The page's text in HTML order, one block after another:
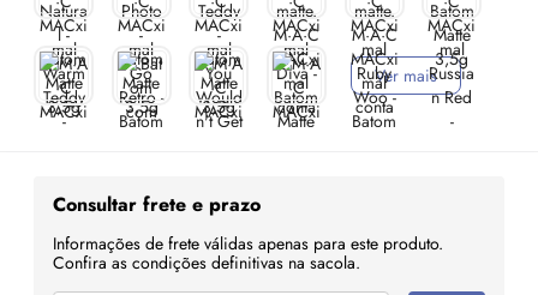
Ver mais
Consultar frete e prazo
Informações de frete válidas apenas para este produto.
Confira as condições definitivas na sacola.